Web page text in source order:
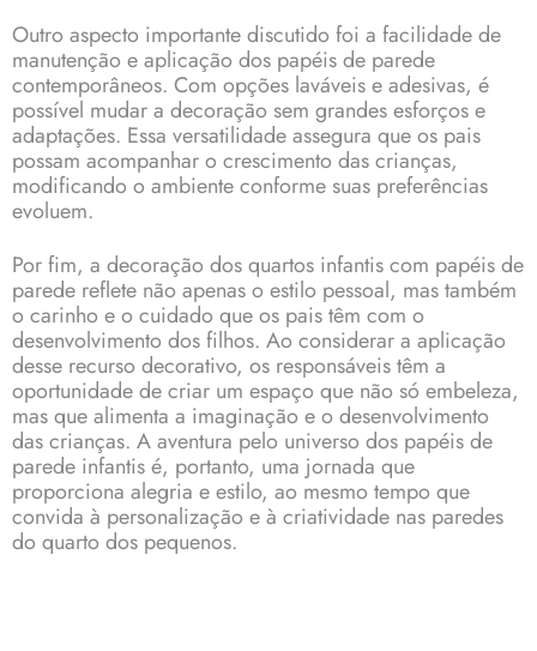
Outro aspecto importante discutido foi a facilidade de
manutenção e aplicação dos papéis de parede
contemporâneos. Com opções laváveis e adesivas, é
possível mudar a decoração sem grandes esforços e
adaptações. Essa versatilidade assegura que os pais
possam acompanhar o crescimento das crianças,
modificando o ambiente conforme suas preferências
evoluem.
Por fim, a decoração dos quartos infantis com papéis de
parede reflete não apenas o estilo pessoal, mas também
o carinho e o cuidado que os pais têm com o
desenvolvimento dos filhos. Ao considerar a aplicação
desse recurso decorativo, os responsáveis têm a
oportunidade de criar um espaço que não só embeleza,
mas que alimenta a imaginação e o desenvolvimento
das crianças. A aventura pelo universo dos papéis de
parede infantis é, portanto, uma jornada que
proporciona alegria e estilo, ao mesmo tempo que
convida à personalização e à criatividade nas paredes
do quarto dos pequenos.